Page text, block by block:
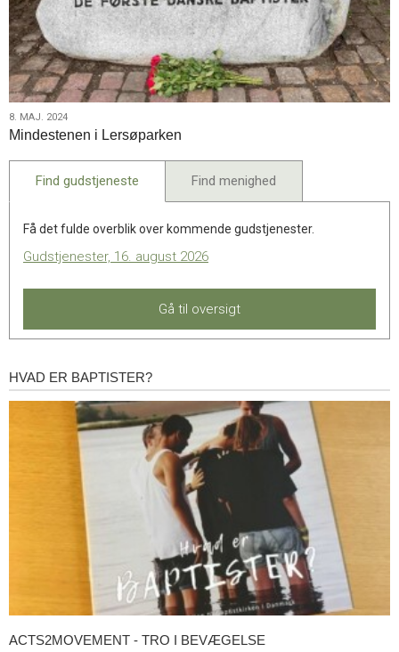
8.
maj.
2024
8. MAJ. 2024
Mindestenen i Lersøparken
Find gudstjeneste Find menighed
Få det fulde overblik over kommende gudstjenester.
Gudstjenester, 16. august 2026
Gå til oversigt
Hvad
er
HVAD ER BAPTISTER?
Acts2Movement
ACTS2MOVEMENT - TRO I BEVÆGELSE